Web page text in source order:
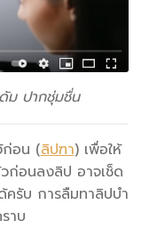
ม ปากชุ่มชื่น
ก่อน (ลิปฑา) เพื่อให้
ก่อนลงลิป อาจเช็ด
ครับ การลืมทาลิปบำ
าบ